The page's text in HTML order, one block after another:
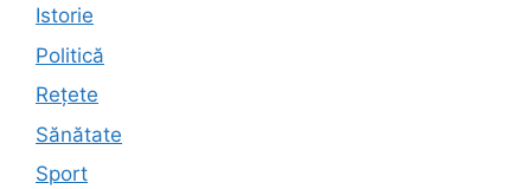
Istorie
Politică
Rețete
Sănătate
Sport